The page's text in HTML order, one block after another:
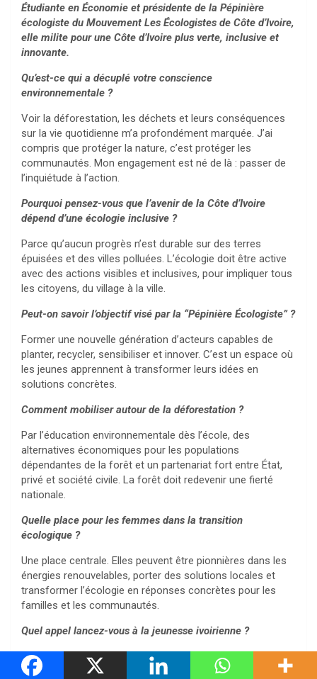
Étudiante en Économie et présidente de la Pépinière
écologiste du Mouvement Les Écologistes de Côte d’Ivoire,
elle milite pour une Côte d’Ivoire plus verte, inclusive et
innovante.
Qu’est-ce qui a décuplé votre conscience
environnementale ?
Voir la déforestation, les déchets et leurs conséquences
sur la vie quotidienne m’a profondément marquée. J’ai
compris que protéger la nature, c’est protéger les
communautés. Mon engagement est né de là : passer de
l’inquiétude à l’action.
Pourquoi pensez-vous que l’avenir de la Côte d’Ivoire
dépend d’une écologie inclusive ?
Parce qu’aucun progrès n’est durable sur des terres
épuisées et des villes polluées. L’écologie doit être active
avec des actions visibles et inclusives, pour impliquer tous
les citoyens, du village à la ville.
Peut-on savoir l’objectif visé par la “Pépinière Écologiste” ?
Former une nouvelle génération d’acteurs capables de
planter, recycler, sensibiliser et innover. C’est un espace où
les jeunes apprennent à transformer leurs idées en
solutions concrètes.
Comment mobiliser autour de la déforestation ?
Par l’éducation environnementale dès l’école, des
alternatives économiques pour les populations
dépendantes de la forêt et un partenariat fort entre État,
privé et société civile. La forêt doit redevenir une fierté
nationale.
Quelle place pour les femmes dans la transition
écologique ?
Une place centrale. Elles peuvent être pionnières dans les
énergies renouvelables, porter des solutions locales et
transformer l’écologie en réponses concrètes pour les
familles et les communautés.
Quel appel lancez-vous à la jeunesse ivoirienne ?
Transformons notre indignation en projets, et notre
créativité en solutions. L’avenir de la Côte d’Ivoire se joue